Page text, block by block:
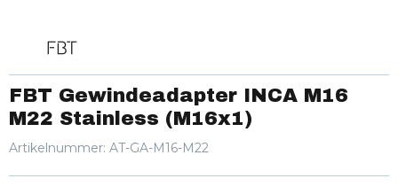
FBT Gewindeadapter INCA M16
M22 Stainless (M16x1)
Artikelnummer: AT-GA-M16-M22